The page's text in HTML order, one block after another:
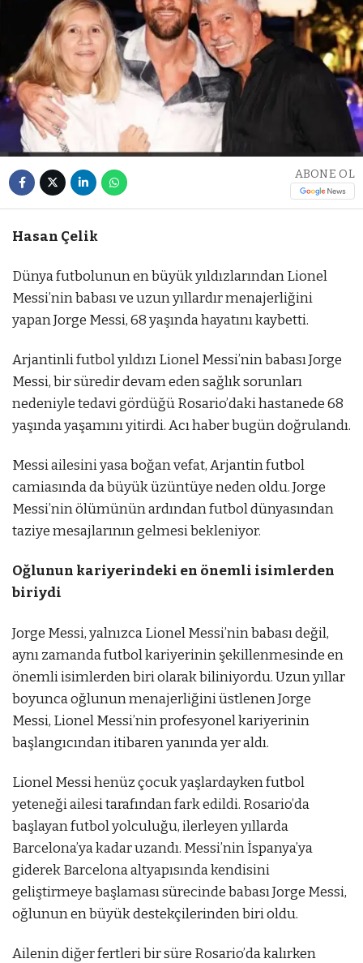
ABONE OL
Hasan Çelik
Dünya futbolunun en büyük yıldızlarından Lionel
Messi’nin babası ve uzun yıllardır menajerliğini
yapan Jorge Messi, 68 yaşında hayatını kaybetti.
Arjantinli futbol yıldızı Lionel Messi’nin babası Jorge
Messi, bir süredir devam eden sağlık sorunları
nedeniyle tedavi gördüğü Rosario’daki hastanede 68
yaşında yaşamını yitirdi. Acı haber bugün doğrulandı.
Messi ailesini yasa boğan vefat, Arjantin futbol
camiasında da büyük üzüntüye neden oldu. Jorge
Messi’nin ölümünün ardından futbol dünyasından
taziye mesajlarının gelmesi bekleniyor.
Oğlunun kariyerindeki en önemli isimlerden
biriydi
Jorge Messi, yalnızca Lionel Messi’nin babası değil,
aynı zamanda futbol kariyerinin şekillenmesinde en
önemli isimlerden biri olarak biliniyordu. Uzun yıllar
boyunca oğlunun menajerliğini üstlenen Jorge
Messi, Lionel Messi’nin profesyonel kariyerinin
başlangıcından itibaren yanında yer aldı.
Lionel Messi henüz çocuk yaşlardayken futbol
yeteneği ailesi tarafından fark edildi. Rosario’da
başlayan futbol yolculuğu, ilerleyen yıllarda
Barcelona’ya kadar uzandı. Messi’nin İspanya’ya
giderek Barcelona altyapısında kendisini
geliştirmeye başlaması sürecinde babası Jorge Messi,
oğlunun en büyük destekçilerinden biri oldu.
Ailenin diğer fertleri bir süre Rosario’da kalırken